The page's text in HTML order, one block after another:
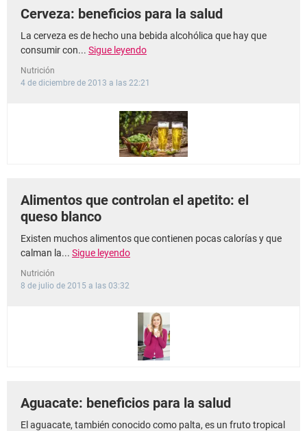
Cerveza: beneficios para la salud
La cerveza es de hecho una bebida alcohólica que hay que
consumir con... Sigue leyendo
Nutrición
4 de diciembre de 2013 a las 22:21
Alimentos que controlan el apetito: el
queso blanco
Existen muchos alimentos que contienen pocas calorías y que
calman la... Sigue leyendo
Nutrición
8 de julio de 2015 a las 03:32
Aguacate: beneficios para la salud
El aguacate, también conocido como palta, es un fruto tropical